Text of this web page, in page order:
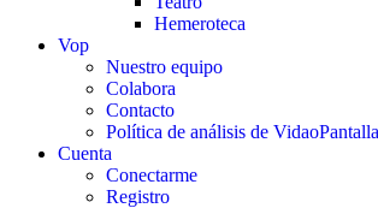
Hemeroteca
Vop
Nuestro equipo
Colabora
Contacto
Política de análisis de VidaoPantalla
Cuenta
Conectarme
Registro